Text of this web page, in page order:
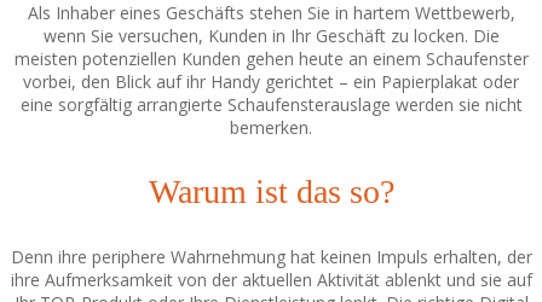
Als Inhaber eines Geschäfts stehen Sie in hartem Wettbewerb,
wenn Sie versuchen, Kunden in Ihr Geschäft zu locken. Die
meisten potenziellen Kunden gehen heute an einem Schaufenster
vorbei, den Blick auf ihr Handy gerichtet – ein Papierplakat oder
eine sorgfältig arrangierte Schaufensterauslage werden sie nicht
bemerken.
Warum ist das so?
Denn ihre periphere Wahrnehmung hat keinen Impuls erhalten, der
ihre Aufmerksamkeit von der aktuellen Aktivität ablenkt und sie auf